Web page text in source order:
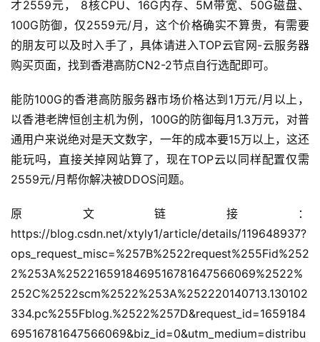
公
告
答
区
优
速
动
态
才2559元， 8核CPU、16G内存、5M带宽、50G磁盘、
100G防御，仅2559元/月，这个价格确实不算贵，有需要
的朋友可以及时入手了，具体请进入TOP云官网-云服务器
购买页面，找到香港高防CN2-2节点自行选配即可。
能防100G的香港高防服务器市场价格达到1万元/月以上，
以香港老牌恒创主机为例，100G的防御每月1.3万元，对普
通用户来说绝对是天文数字，一年的成本要15万以上，这还
能玩吗，直接关掉网站算了，现在TOP云以同样配置仅需
2559元/月帮你解决被DDOS问题。
原文链接：
https://blog.csdn.net/xtyly1/article/details/119648937?
ops_request_misc=%257B%2522request%255Fid%252
2%253A%2522165918469516781647566069%2522%
252C%2522scm%2522%253A%252220140713.130102
334.pc%255Fblog.%2522%257D&request_id=1659184
69516781647566069&biz_id=0&utm_medium=distribu